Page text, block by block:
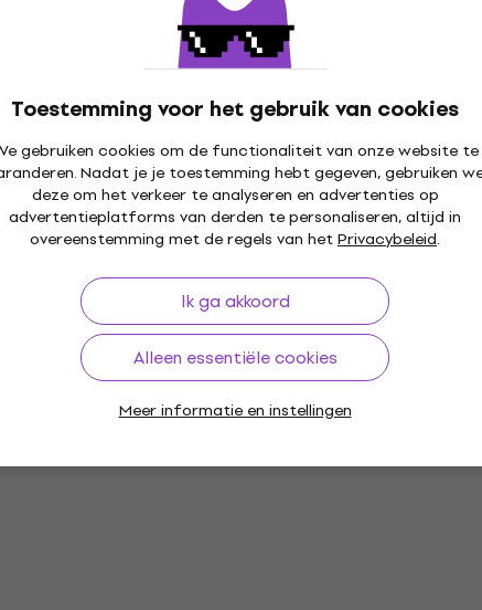
Toestemming voor het gebruik van cookies
gebruiken cookies om de functionaliteit van onze website te
Nadat je je toestemming hebt gegeven, gebruiken
deze om het verkeer te analyseren en advertenties op
advertentieplatforms van derden te personaliseren, altijd in
overeenstemming met de regels van hetPrivacybeleid.
Ik ga akkoord
Alleen essentiële cookies
Meer informatie en instellingen
Pakket omvat
Hi-Fi systemen Hi-Fi CD Spelers